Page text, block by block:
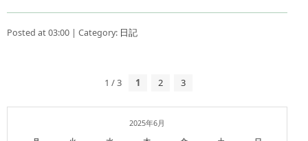
Posted at 03:00 | Category: 日記
1 / 3 1 2 3
2025年6月